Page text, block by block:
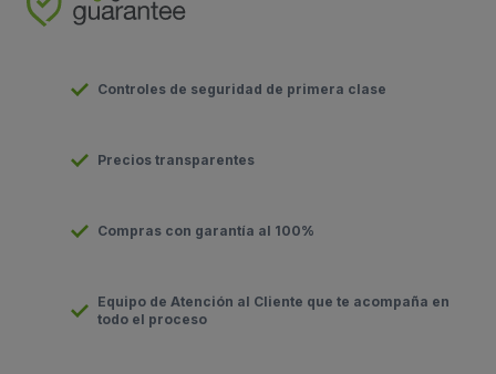
Controles de seguridad de primera clase
Precios transparentes
Compras con garantía al 100%
Equipo de Atención al Cliente que te acompaña en
todo el proceso